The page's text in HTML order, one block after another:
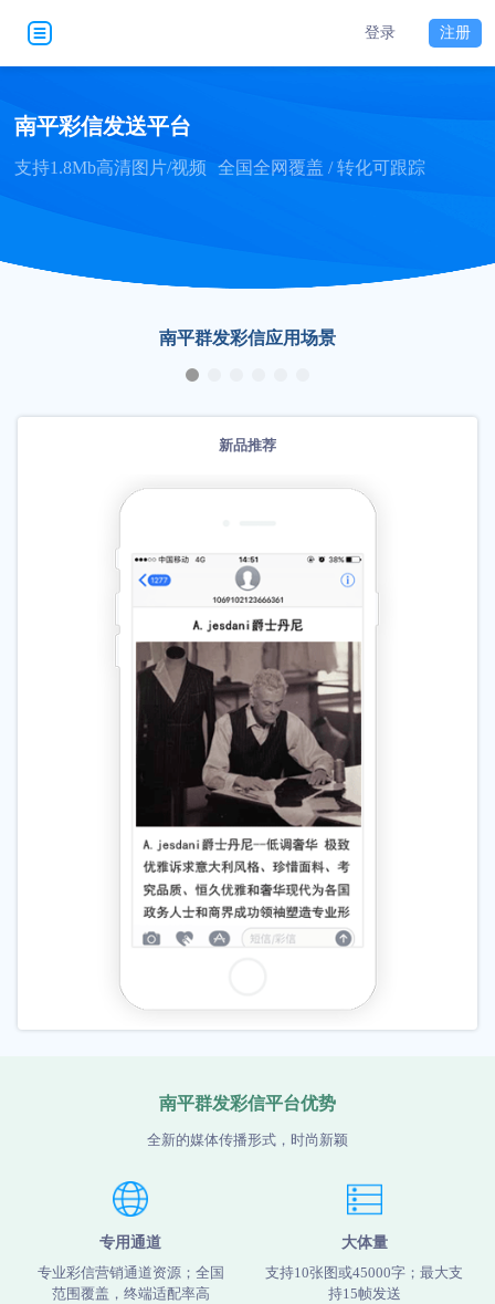
登录 注册
南平彩信发送平台
支持1.8Mb高清图片/视频 全国全网覆盖 / 转化可跟踪
南平群发彩信应用场景
新品推荐
南平群发彩信平台优势
全新的媒体传播形式，时尚新颖
专用通道
专业彩信营销通道资源；全国
范围覆盖，终端适配率高
大体量
支持10张图或45000字；最大支
持15帧发送